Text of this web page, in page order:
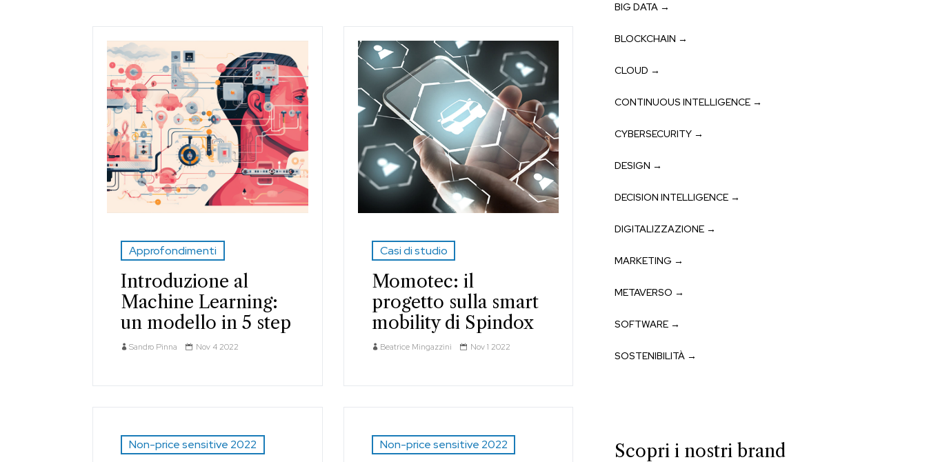
Approfondimenti
Introduzione al
Machine Learning:
un modello in 5 step
Sandro Pinna Nov 4 2022
Casi di studio
Momotec: il
progetto sulla smart
mobility di Spindox
Beatrice Mingazzini Nov 1 2022
Non-price sensitive 2022 Non-price sensitive 2022
BIG DATA →
BLOCKCHAIN →
CLOUD →
CONTINUOUS INTELLIGENCE →
CYBERSECURITY →
DESIGN →
DECISION INTELLIGENCE →
DIGITALIZZAZIONE →
MARKETING →
METAVERSO →
SOFTWARE →
SOSTENIBILITÀ →
Scopri i nostri brand